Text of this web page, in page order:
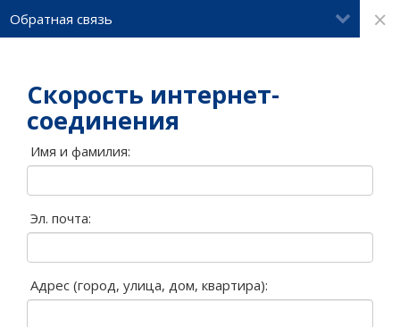
Обратная связь ×
Скорость интернет-
соединения
Имя и фамилия:
Эл. почта:
Адрес (город, улица, дом, квартира):